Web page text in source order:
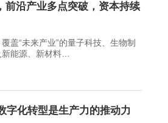
前沿产业多点突破，资本持续
“未来产业”的量子科技、生物制
能源、新材料…
化转型是生产力的推动力